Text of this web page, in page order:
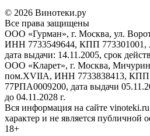
© 2026 Винотеки.ру
Все права защищены
ООО «Гурман», г. Москва, ул.
ИНН 7733549644, КПП 773301001,
дата выдачи: 14.11.2005, срок
ООО «Кларет», г. Москва,
пом.XVIIA, ИНН 7733838413, КПП
77РПА0009200, дата выдачи
до 04.11.2028 г.
Вся информация на сайте
характер и не является публичной
18+